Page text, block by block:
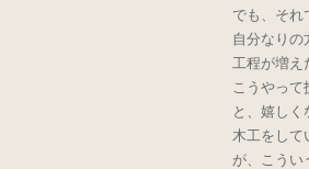
でも、それ
自分なりの
工程が増え
こうやって
と、嬉しく
木工をして
が、こうい